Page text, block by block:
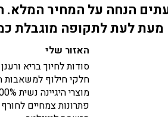
הנחה על המחיר המלא.
מעת לעת לתקופה מוגבלת
האזור שלי
סודות לחיוך בריא ורענן
חלקי חילוף
מוצרי היגיינה נשית 100% טבעית
פתרונות צמחיים